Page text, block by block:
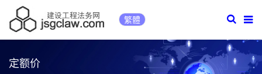
繁體
定额价